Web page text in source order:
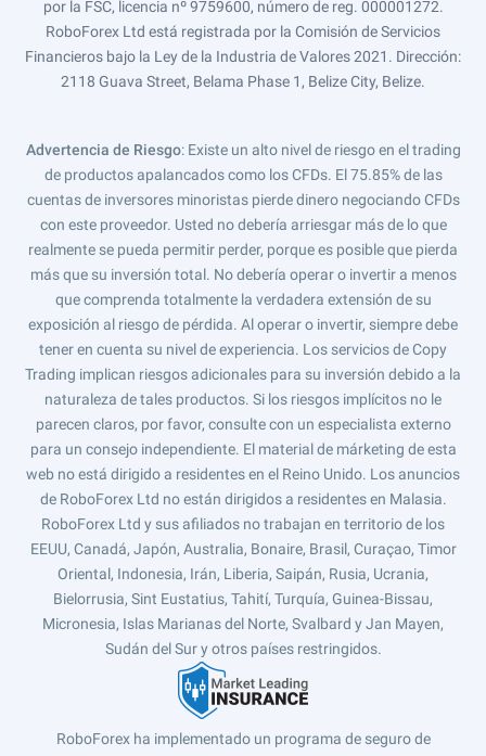
por la FSC, licencia nº 9759600, número de reg. 000001272.
RoboForex Ltd está registrada por la Comisión de Servicios
Financieros bajo la Ley de la Industria de Valores 2021. Dirección:
2118 Guava Street, Belama Phase 1, Belize City, Belize.
Advertencia de Riesgo: Existe un alto nivel de riesgo en el trading
de productos apalancados como los CFDs. El 75.85% de las
cuentas de inversores minoristas pierde dinero negociando CFDs
con este proveedor. Usted no debería arriesgar más de lo que
realmente se pueda permitir perder, porque es posible que pierda
más que su inversión total. No debería operar o invertir a menos
que comprenda totalmente la verdadera extensión de su
exposición al riesgo de pérdida. Al operar o invertir, siempre debe
tener en cuenta su nivel de experiencia. Los servicios de Copy
Trading implican riesgos adicionales para su inversión debido a la
naturaleza de tales productos. Si los riesgos implícitos no le
parecen claros, por favor, consulte con un especialista externo
para un consejo independiente. El material de márketing de esta
web no está dirigido a residentes en el Reino Unido. Los anuncios
de RoboForex Ltd no están dirigidos a residentes en Malasia.
RoboForex Ltd y sus afiliados no trabajan en territorio de los
EEUU, Canadá, Japón, Australia, Bonaire, Brasil, Curaçao, Timor
Oriental, Indonesia, Irán, Liberia, Saipán, Rusia, Ucrania,
Bielorrusia, Sint Eustatius, Tahití, Turquía, Guinea-Bissau,
Micronesia, Islas Marianas del Norte, Svalbard y Jan Mayen,
Sudán del Sur y otros países restringidos.
RoboForex ha implementado un programa de seguro de